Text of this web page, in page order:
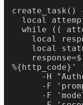
create_task()
local
while ((
local
local
%{http_code}'
-H
-F
-F